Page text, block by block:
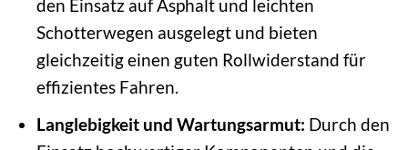
den Einsatz auf Asphalt und leichten
Schotterwegen ausgelegt und bieten
gleichzeitig einen guten Rollwiderstand für
effizientes Fahren.
Langlebigkeit und Wartungsarmut: Durch den